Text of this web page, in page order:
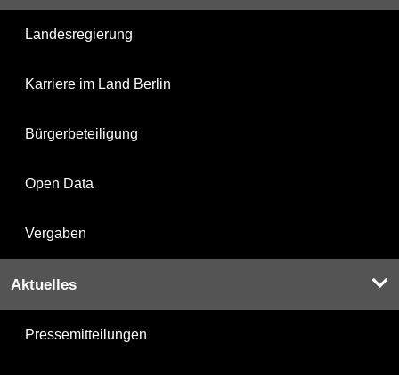
Landesregierung
Karriere im Land Berlin
Bürgerbeteiligung
Open Data
Vergaben
Aktuelles
Pressemitteilungen